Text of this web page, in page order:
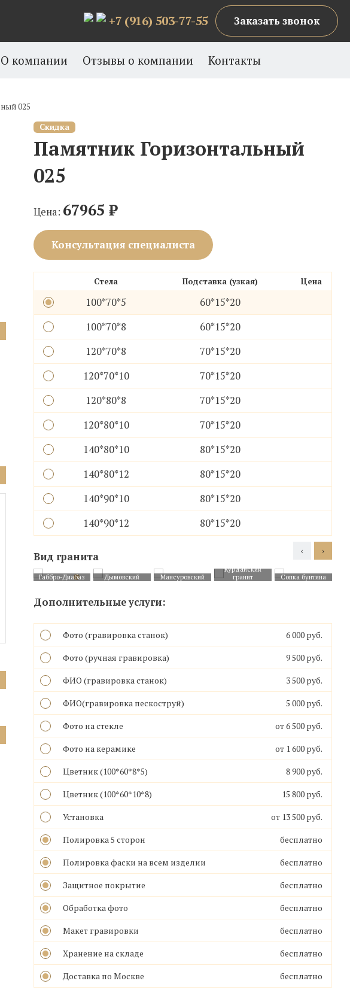
+7 (916) 503-77-55 Заказать звонок
О компании Отзывы о компании Контакты
025
05 06
Ваза 005
Ваза 006
от 6 200
₽
₽
₽
₽
11 000 руб 10 000 руб 12 000 руб 12 000 руб
от 45 000 руб от 45 000 руб
Скидка
Памятник Горизонтальный
025
Цена: 67965 ₽
Консультация специалиста
Стела Подставка (узкая) Цена
100*70*5
60*15*20
100*70*8
60*15*20
120*70*8
70*15*20
120*70*10
70*15*20
120*80*8
70*15*20
120*80*10
70*15*20
140*80*10
80*15*20
140*80*12
80*15*20
140*90*10
80*15*20
140*90*12
80*15*20
Вид гранита
Габбро-Диабаз Дымовский Мансуровский
Курдайский
гранит
Cопка бунтина
‹ ›
Дополнительные услуги:
Фото (гравировка станок)
6 000 руб.
Фото (ручная гравировка)
9 500 руб.
ФИО (гравировка станок)
3 500 руб.
ФИО(гравировка пескоструй)
5 000 руб.
Фото на стекле
от 6 500 руб.
Фото на керамике
от 1 600 руб.
Цветник (100*60*8*5)
8 900 руб.
Цветник (100*60*10*8)
15 800 руб.
Установка
от 13 500 руб.
Полировка 5 сторон
бесплатно
Полировка фаски на всем изделии
бесплатно
Защитное покрытие
бесплатно
Обработка фото
бесплатно
Макет гравировки
бесплатно
Хранение на складе
бесплатно
Доставка по Москве
бесплатно